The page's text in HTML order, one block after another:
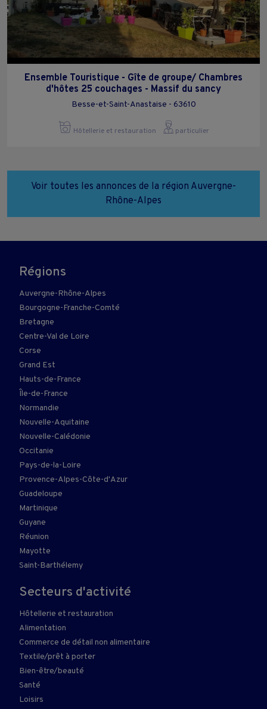
Ensemble Touristique - Gîte de groupe/ Chambres
d'hôtes 25 couchages - Massif du sancy
Besse-et-Saint-Anastaise - 63610
Hôtellerie et restauration particulier
Voir toutes les annonces de la région Auvergne-
Rhône-Alpes
Régions
Auvergne-Rhône-Alpes
Bourgogne-Franche-Comté
Bretagne
Centre-Val de Loire
Corse
Grand Est
Hauts-de-France
Île-de-France
Normandie
Nouvelle-Aquitaine
Nouvelle-Calédonie
Occitanie
Pays-de-la-Loire
Provence-Alpes-Côte-d'Azur
Guadeloupe
Martinique
Guyane
Réunion
Mayotte
Saint-Barthélemy
Secteurs d'activité
Hôtellerie et restauration
Alimentation
Commerce de détail non alimentaire
Textile/prêt à porter
Bien-être/beauté
Santé
Loisirs